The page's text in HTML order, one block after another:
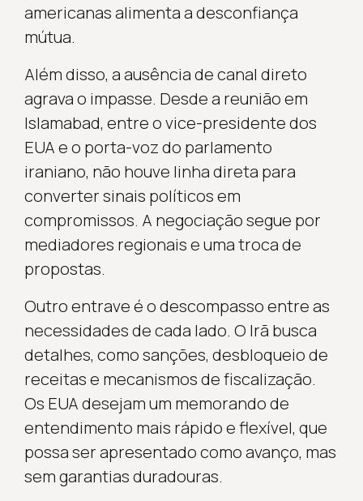
americanas alimenta a desconfiança
mútua.
Além disso, a ausência de canal direto
agrava o impasse. Desde a reunião em
Islamabad, entre o vice-presidente dos
EUA e o porta-voz do parlamento
iraniano, não houve linha direta para
converter sinais políticos em
compromissos. A negociação segue por
mediadores regionais e uma troca de
propostas.
Outro entrave é o descompasso entre as
necessidades de cada lado. O Irã busca
detalhes, como sanções, desbloqueio de
receitas e mecanismos de fiscalização.
Os EUA desejam um memorando de
entendimento mais rápido e flexível, que
possa ser apresentado como avanço, mas
sem garantias duradouras.